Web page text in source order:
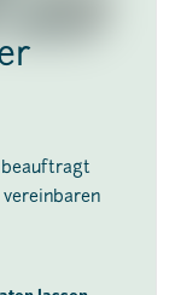
beauftragt
vereinbaren